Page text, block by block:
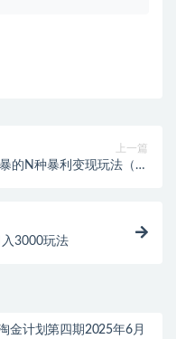
上一篇
的N种暴利变现玩法（线
3000玩法
金计划第四期2025年6月